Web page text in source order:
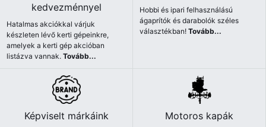
kedvezménnyel
Hatalmas akciókkal várjuk
készleten lévő kerti gépeinkre,
amelyek a kerti gép akcióban
listázva vannak.Tovább...
Hobbi és ipari felhasználású
ágaprítók és darabolók széles
választékban!Tovább...
Képviselt márkáink Motoros kapák